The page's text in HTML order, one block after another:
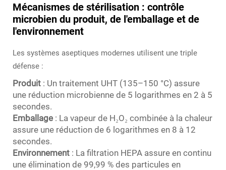
Mécanismes de stérilisation : contrôle
microbien du produit, de l'emballage et de
l'environnement
Les systèmes aseptiques modernes utilisent une triple
défense :
Produit : Un traitement UHT (135–150 °C) assure
une réduction microbienne de 5 logarithmes en 2 à 5
secondes.
Emballage : La vapeur de H₂O₂ combinée à la chaleur
assure une réduction de 6 logarithmes en 8 à 12
secondes.
Environnement : La filtration HEPA assure en continu
une élimination de 99,99 % des particules en